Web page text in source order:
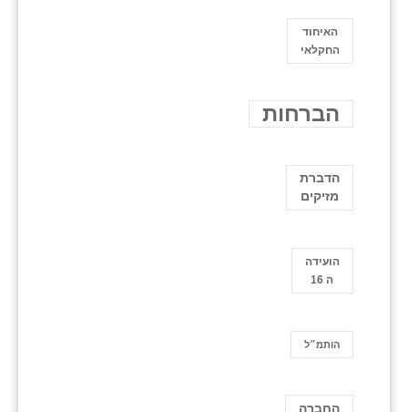
האיחוד
החקלאי
הברחות
הדברת
מזיקים
הועידה
ה 16
הותמ״ל
החברה